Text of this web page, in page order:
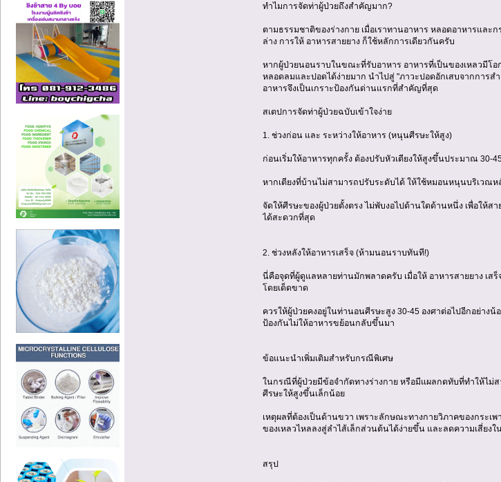
ทำไมการจัดท่าผู้ป่วยถึงสำคัญมาก?
ตามธรรมชาติของร่างกาย เมื่อเราทานอาหาร หลอดอาหารและ
ล่าง การให้ อาหารสายยาง ก็ใช้หลักการเดียวกันครับ
หากผู้ป่วยนอนราบในขณะที่รับอาหาร อาหารที่เป็นของเหลวมีโ
หลอดลมและปอดได้ง่ายมาก นำไปสู่ "ภาวะปอดอักเสบจากการส
อาหารจึงเป็นเกราะป้องกันด่านแรกที่สำคัญที่สุด
สเตปการจัดท่าผู้ป่วยฉบับเข้าใจง่าย
1. ช่วงก่อน และ ระหว่างให้อาหาร (หนุนศีรษะให้สูง)
ก่อนเริ่มให้อาหารทุกครั้ง ต้องปรับหัวเตียงให้สูงขึ้นประมาณ 30-
หากเตียงที่บ้านไม่สามารถปรับระดับได้ ให้ใช้หมอนหนุนบริเวณ
จัดให้ศีรษะของผู้ป่วยตั้งตรง ไม่พับงอไปด้านใดด้านหนึ่ง เพื่อให้ส
ได้สะดวกที่สุด
2. ช่วงหลังให้อาหารเสร็จ (ห้ามนอนราบทันที!)
นี่คือจุดที่ผู้ดูแลหลายท่านมักพลาดครับ เมื่อให้ อาหารสายยาง เส
โดยเด็ดขาด
ควรให้ผู้ป่วยคงอยู่ในท่านอนศีรษะสูง 30-45 องศาต่อไปอีกอย่าง
ป้องกันไม่ให้อาหารขย้อนกลับขึ้นมา
ข้อแนะนำเพิ่มเติมสำหรับกรณีพิเศษ
ในกรณีที่ผู้ป่วยมีข้อจำกัดทางร่างกาย หรือมีแผลกดทับที่ทำให้ไ
ศีรษะให้สูงขึ้นเล็กน้อย
เหตุผลที่ต้องเป็นด้านขวา เพราะลักษณะทางกายวิภาคของกระเ
ของเหลวไหลลงสู่ลำไส้เล็กส่วนต้นได้ง่ายขึ้น และลดความเสี่ยงใ
สรุป